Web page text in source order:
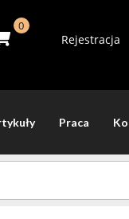
0
Rejestracja
Praca